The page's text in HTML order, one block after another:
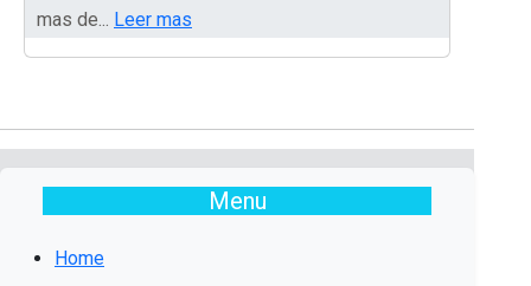
mas de... Leer mas
Menu
Home